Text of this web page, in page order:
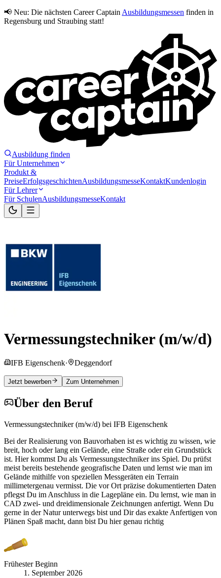
📢 Neu: Die nächsten Career Captain Ausbildungsmessen finden in
Regensburg und Straubing statt!
Ausbildung finden
Für Unternehmen
Produkt &
PreiseErfolgsgeschichtenAusbildungsmesseKontaktKundenlogin
Für Lehrer
Für SchulenAusbildungsmesseKontakt
Vermessungstechniker (m/w/d)
IFB Eigenschenk· Deggendorf
Jetzt bewerben Zum Unternehmen
Über den Beruf
Vermessungstechniker (m/w/d) bei IFB Eigenschenk
Bei der Realisierung von Bauvorhaben ist es wichtig zu wissen, wie
breit, hoch oder lang ein Gelände, eine Straße oder ein Grundstück
ist. Hier kommst Du als Vermessungstechniker ins Spiel. Du prüfst
meist bereits bestehende geografische Daten und lernst wie man im
Gelände mithilfe von speziellen Messgeräten ein Terrain
millimetergenau vermisst. Die vor Ort präzise dokumentierten Daten
pflegst Du im Anschluss in die Lagepläne ein. Du lernst, wie man in
CAD zwei- und dreidimensionale Zeichnungen anfertigt. Wenn Du
gerne in der Natur unterwegs bist und Dir das exakte Anfertigen von
Plänen Spaß macht, dann bist Du hier genau richtig
Frühester Beginn
1. September 2026